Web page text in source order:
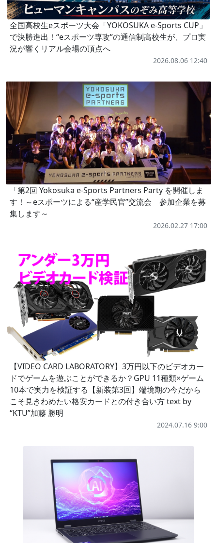
全国高校生eスポーツ大会「YOKOSUKA e-Sports CUP」
で決勝進出！“eスポーツ専攻”の通信制高校生が、プロ実
況が響くリアル会場の頂点へ
2026.08.06 12:40
「第2回 Yokosuka e-Sports Partners Party を開催しま
す！～eスポーツによる“産学民官”交流会 参加企業を募
集します～
2026.02.27 17:00
【VIDEO CARD LABORATORY】3万円以下のビデオカー
ドでゲームを遊ぶことができるか？GPU 11種類×ゲーム
10本で実力を検証する【新装第3回】端境期の今だから
こそ見きわめたい格安カードとの付き合い方 text by
“KTU”加藤 勝明
2024.07.16 9:00